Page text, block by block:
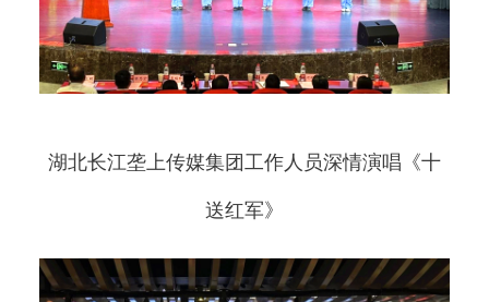
湖北长江垄上传媒集团工作人员深情演唱《十
送红军》